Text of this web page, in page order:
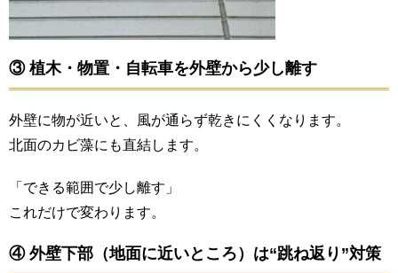
③ 植木・物置・自転車を外壁から少し離す
外壁に物が近いと、風が通らず乾きにくくなります。
北面のカビ藻にも直結します。
「できる範囲で少し離す」
これだけで変わります。
④ 外壁下部（地面に近いところ）は“跳ね返り”対策